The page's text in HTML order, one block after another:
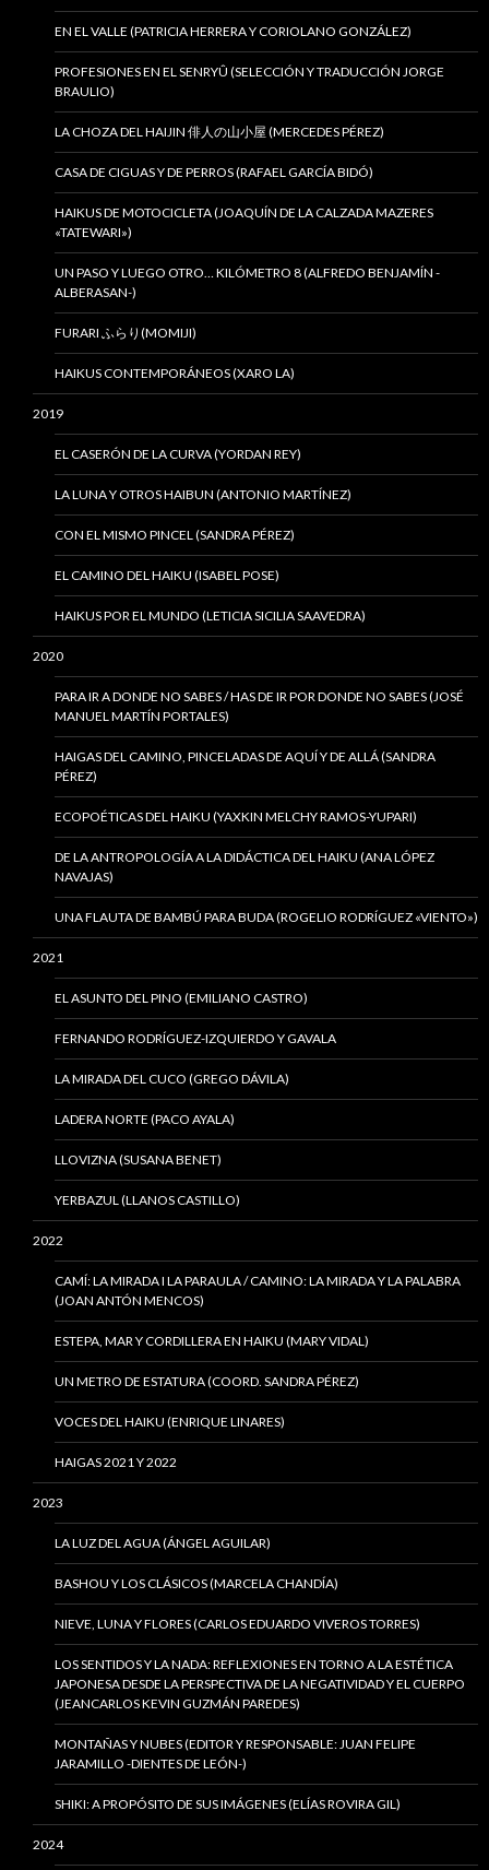
EN EL VALLE (PATRICIA HERRERA Y CORIOLANO GONZÁLEZ)
PROFESIONES EN EL SENRYÛ (SELECCIÓN Y TRADUCCIÓN JORGE
BRAULIO)
LA CHOZA DEL HAIJIN 俳人の山小屋 (MERCEDES PÉREZ)
CASA DE CIGUAS Y DE PERROS (RAFAEL GARCÍA BIDÓ)
HAIKUS DE MOTOCICLETA (JOAQUÍN DE LA CALZADA MAZERES
«TATEWARI»)
UN PASO Y LUEGO OTRO… KILÓMETRO 8 (ALFREDO BENJAMÍN -
ALBERASAN-)
FURARI ふらり(MOMIJI)
HAIKUS CONTEMPORÁNEOS (XARO LA)
2019
EL CASERÓN DE LA CURVA (YORDAN REY)
LA LUNA Y OTROS HAIBUN (ANTONIO MARTÍNEZ)
CON EL MISMO PINCEL (SANDRA PÉREZ)
EL CAMINO DEL HAIKU (ISABEL POSE)
HAIKUS POR EL MUNDO (LETICIA SICILIA SAAVEDRA)
2020
PARA IR A DONDE NO SABES / HAS DE IR POR DONDE NO SABES (JOSÉ
MANUEL MARTÍN PORTALES)
HAIGAS DEL CAMINO, PINCELADAS DE AQUÍ Y DE ALLÁ (SANDRA
PÉREZ)
ECOPOÉTICAS DEL HAIKU (YAXKIN MELCHY RAMOS-YUPARI)
DE LA ANTROPOLOGÍA A LA DIDÁCTICA DEL HAIKU (ANA LÓPEZ
NAVAJAS)
UNA FLAUTA DE BAMBÚ PARA BUDA (ROGELIO RODRÍGUEZ «VIENTO»)
2021
EL ASUNTO DEL PINO (EMILIANO CASTRO)
FERNANDO RODRÍGUEZ-IZQUIERDO Y GAVALA
LA MIRADA DEL CUCO (GREGO DÁVILA)
LADERA NORTE (PACO AYALA)
LLOVIZNA (SUSANA BENET)
YERBAZUL (LLANOS CASTILLO)
2022
CAMÍ: LA MIRADA I LA PARAULA / CAMINO: LA MIRADA Y LA PALABRA
(JOAN ANTÓN MENCOS)
ESTEPA, MAR Y CORDILLERA EN HAIKU (MARY VIDAL)
UN METRO DE ESTATURA (COORD. SANDRA PÉREZ)
VOCES DEL HAIKU (ENRIQUE LINARES)
HAIGAS 2021 Y 2022
2023
LA LUZ DEL AGUA (ÁNGEL AGUILAR)
BASHOU Y LOS CLÁSICOS (MARCELA CHANDÍA)
NIEVE, LUNA Y FLORES (CARLOS EDUARDO VIVEROS TORRES)
LOS SENTIDOS Y LA NADA: REFLEXIONES EN TORNO A LA ESTÉTICA
JAPONESA DESDE LA PERSPECTIVA DE LA NEGATIVIDAD Y EL CUERPO
(JEANCARLOS KEVIN GUZMÁN PAREDES)
MONTAÑAS Y NUBES (EDITOR Y RESPONSABLE: JUAN FELIPE
JARAMILLO -DIENTES DE LEÓN-)
SHIKI: A PROPÓSITO DE SUS IMÁGENES (ELÍAS ROVIRA GIL)
2024